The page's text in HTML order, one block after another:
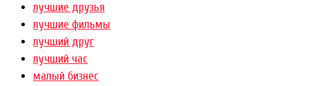
лучшие друзья
лучшие фильмы
лучший друг
лучший час
малый бизнес